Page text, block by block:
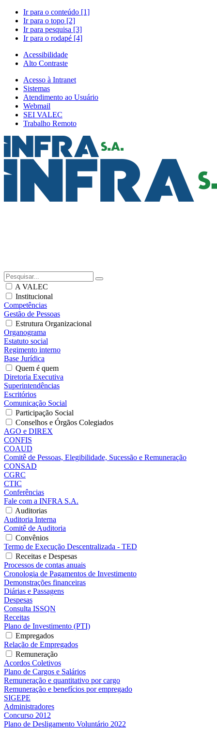
Ir para o conteúdo [1]
Ir para o topo [2]
Ir para pesquisa [3]
Ir para o rodapé [4]
Acessibilidade
Alto Contraste
Acesso à Intranet
Sistemas
Atendimento ao Usuário
Webmail
SEI VALEC
Trabalho Remoto
A VALEC
Institucional
Competências
Gestão de Pessoas
Estrutura Organizacional
Organograma
Estatuto social
Regimento interno
Base Jurídica
Quem é quem
Diretoria Executiva
Superintendências
Escritórios
Comunicação Social
Participação Social
Conselhos e Órgãos Colegiados
AGO e DIREX
CONFIS
COAUD
Comitê de Pessoas, Elegibilidade, Sucessão e Remuneração
CONSAD
CGRC
CTIC
Conferências
Fale com a INFRA S.A.
Auditorias
Auditoria Interna
Comitê de Auditoria
Convênios
Termo de Execução Descentralizada - TED
Receitas e Despesas
Processos de contas anuais
Cronologia de Pagamentos de Investimento
Demonstrações financeiras
Diárias e Passagens
Despesas
Consulta ISSQN
Receitas
Plano de Investimento (PTI)
Empregados
Relação de Empregados
Remuneração
Acordos Coletivos
Plano de Cargos e Salários
Remuneração e quantitativo por cargo
Remuneração e benefícios por empregado
SIGEPE
Administradores
Concurso 2012
Plano de Desligamento Voluntário 2022